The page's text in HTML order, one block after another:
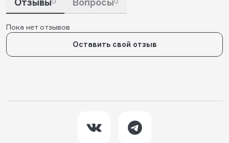
Пока нет отзывов
Оставить свой отзыв